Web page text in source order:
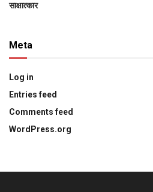
साक्षात्‍कार
Meta
Log in
Entries feed
Comments feed
WordPress.org